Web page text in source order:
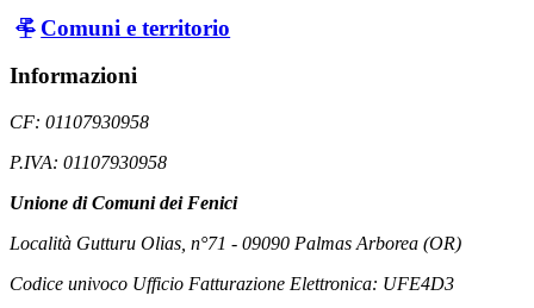
Comuni e territorio
Informazioni
CF: 01107930958
P.IVA: 01107930958
Unione di Comuni dei Fenici
Località Gutturu Olias, n°71 - 09090 Palmas Arborea (OR)
Codice univoco Ufficio Fatturazione Elettronica: UFE4D3